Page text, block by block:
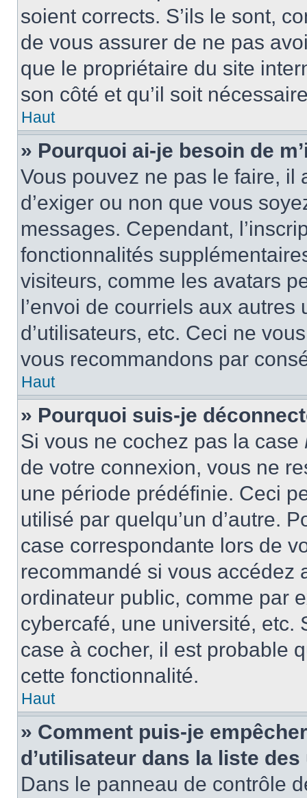
soient corrects. S’ils le sont,
de vous assurer de ne pas
que le propriétaire du site
son côté et qu’il soit
Haut
» Pourquoi ai-je besoin de
Vous pouvez ne pas le faire, il
d’exiger ou non que vous
messages. Cependant,
fonctionnalités
visiteurs, comme les avatars
l’envoi de courriels aux
d’utilisateurs, etc. Ceci ne
vous recommandons par
Haut
» Pourquoi suis-je
Si vous ne cochez pas la case
de votre connexion, vous ne
une période prédéfinie. Ceci
utilisé par quelqu’un d’autre.
case correspondante lors de
recommandé si vous accédez
ordinateur public, comme par
cybercafé, une université, etc.
case à cocher, il est probable
cette fonctionnalité.
Haut
» Comment puis-je
d’utilisateur dans la liste
Dans le panneau de contrôle